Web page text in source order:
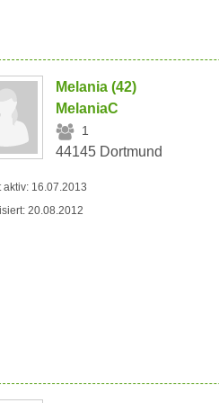
Melania (42)
MelaniaC
1
44145 Dortmund
aktiv: 16.07.2013
20.08.2012